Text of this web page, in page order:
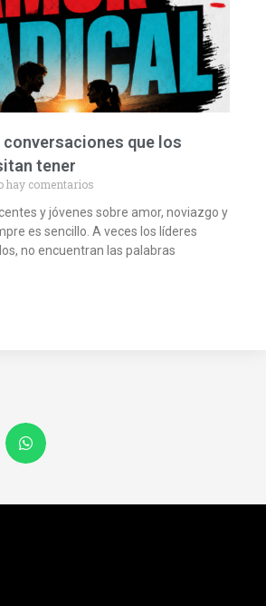
conversaciones que los
tener
hay comentarios
y jóvenes sobre amor, noviazgo y
es sencillo. A veces los líderes
no encuentran las palabras